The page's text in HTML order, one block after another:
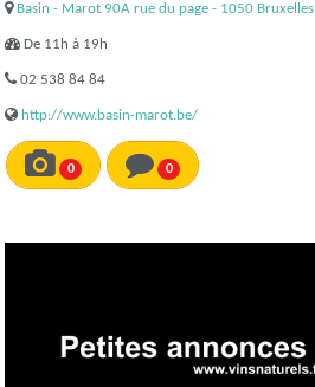
Basin - Marot 90A rue du page - 1050 Bruxelles
De 11h à 19h
02 538 84 84
http://www.basin-marot.be/
0 0